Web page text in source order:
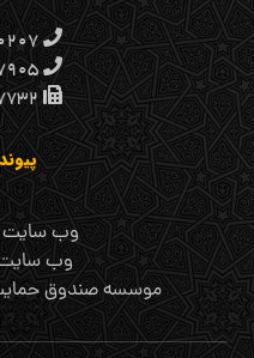
۰۳۴-۳۲۱۱۰۲۰۷
۰۳۴-۳۲۱۱۷۹۰۵
۰۳۴-۳۲۱۱۷۷۳۲
وب سایت
وب
موسسه صندوق حمایت